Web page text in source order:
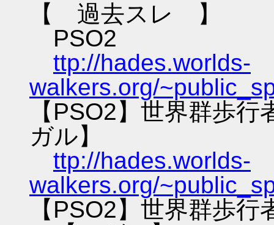
【 過去スレ 】
PSO2
ttp://hades.worlds-
walkers.org/
【PSO2】世界群歩
ガル】
ttp://hades.worlds-
walkers.org/
【PSO2】世界群歩